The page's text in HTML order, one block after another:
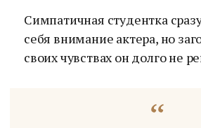
Симпатичная студентка
себя внимание актера, но
своих чувствах он долго не